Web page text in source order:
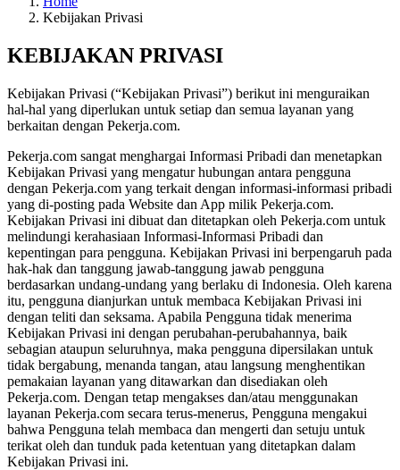
Kebijakan Privasi
KEBIJAKAN PRIVASI
Kebijakan Privasi (“Kebijakan Privasi”) berikut ini menguraikan
hal-hal yang diperlukan untuk setiap dan semua layanan yang
berkaitan dengan Pekerja.com.
Pekerja.com sangat menghargai Informasi Pribadi dan menetapkan
Kebijakan Privasi yang mengatur hubungan antara pengguna
dengan Pekerja.com yang terkait dengan informasi-informasi pribadi
yang di-posting pada Website dan App milik Pekerja.com.
Kebijakan Privasi ini dibuat dan ditetapkan oleh Pekerja.com untuk
melindungi kerahasiaan Informasi-Informasi Pribadi dan
kepentingan para pengguna. Kebijakan Privasi ini berpengaruh pada
hak-hak dan tanggung jawab-tanggung jawab pengguna
berdasarkan undang-undang yang berlaku di Indonesia. Oleh karena
itu, pengguna dianjurkan untuk membaca Kebijakan Privasi ini
dengan teliti dan seksama. Apabila Pengguna tidak menerima
Kebijakan Privasi ini dengan perubahan-perubahannya, baik
sebagian ataupun seluruhnya, maka pengguna dipersilakan untuk
tidak bergabung, menanda tangan, atau langsung menghentikan
pemakaian layanan yang ditawarkan dan disediakan oleh
Pekerja.com. Dengan tetap mengakses dan/atau menggunakan
layanan Pekerja.com secara terus-menerus, Pengguna mengakui
bahwa Pengguna telah membaca dan mengerti dan setuju untuk
terikat oleh dan tunduk pada ketentuan yang ditetapkan dalam
Kebijakan Privasi ini.